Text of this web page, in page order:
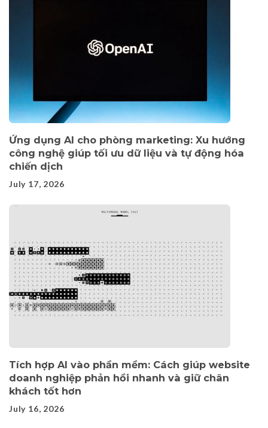
Ứng dụng AI cho phòng marketing: Xu hướng
công nghệ giúp tối ưu dữ liệu và tự động hóa
chiến dịch
July 17, 2026
Tích hợp AI vào phần mềm: Cách giúp website
doanh nghiệp phản hồi nhanh và giữ chân
khách tốt hơn
July 16, 2026